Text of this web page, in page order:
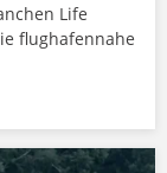
Life
flughafennahe